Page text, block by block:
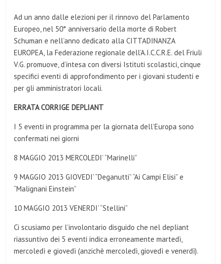
Ad un anno dalle elezioni per il rinnovo del Parlamento
Europeo, nel 50° anniversario della morte di Robert
Schuman e nell’anno dedicato alla CITTADINANZA
EUROPEA, la Federazione regionale dell’A.I.C.C.R.E. del Friuli
V.G. promuove, d’intesa con diversi Istituti scolastici, cinque
specifici eventi di approfondimento per i giovani studenti e
per gli amministratori locali.
ERRATA CORRIGE DEPLIANT
I 5 eventi in programma per la giornata dell’Europa sono
confermati nei giorni
8 MAGGIO 2013 MERCOLEDI’ “Marinelli”
9 MAGGIO 2013 GIOVEDI’ “Deganutti” “Ai Campi Elisi” e
“Malignani Einstein”
10 MAGGIO 2013 VENERDI’ “Stellini”
Ci scusiamo per l’involontario disguido che nel depliant
riassuntivo dei 5 eventi indica erroneamente martedì,
mercoledì e giovedì (anzichè mercoledì, giovedì e venerdì).